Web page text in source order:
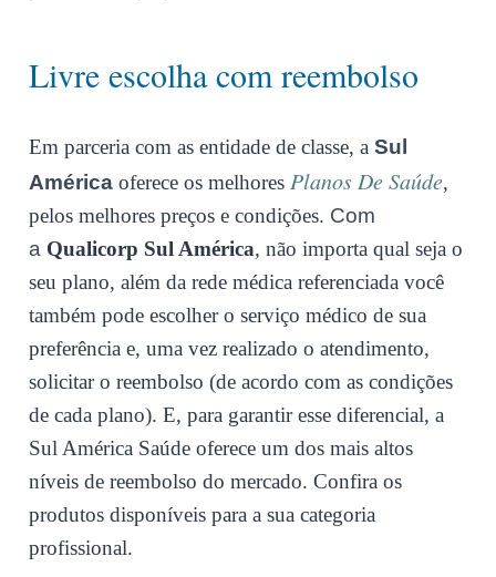
Livre escolha com reembolso
Em parceria com as entidade de classe, a Sul
América oferece os melhores Planos De Saúde,
pelos melhores preços e condições. Com
a Qualicorp Sul América, não importa qual seja o
seu plano, além da rede médica referenciada você
também pode escolher o serviço médico de sua
preferência e, uma vez realizado o atendimento,
solicitar o reembolso (de acordo com as condições
de cada plano). E, para garantir esse diferencial, a
Sul América Saúde oferece um dos mais altos
níveis de reembolso do mercado. Confira os
produtos disponíveis para a sua categoria
profissional.